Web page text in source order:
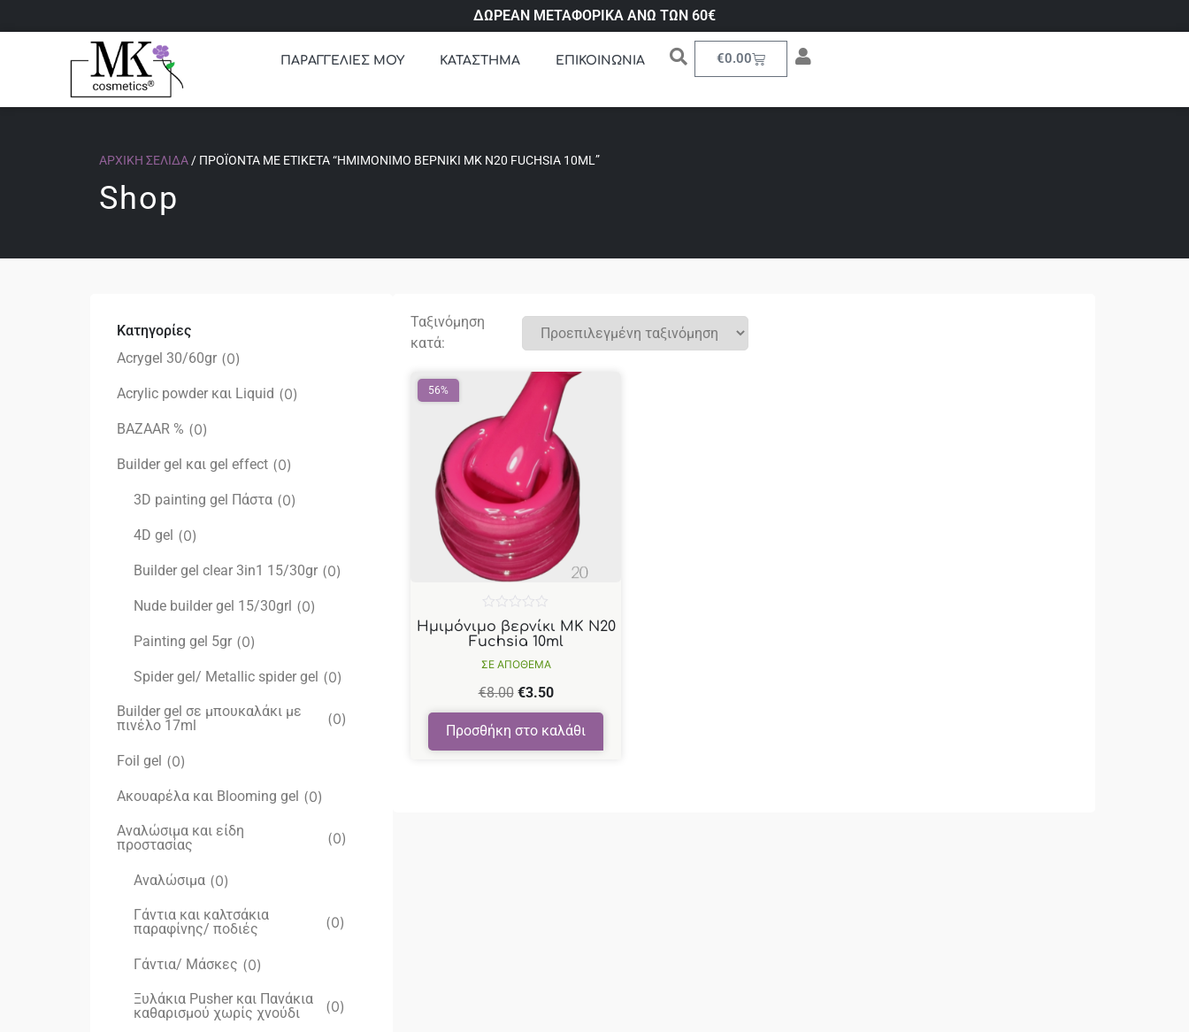
ΔΩΡΕΑΝ ΜΕΤΑΦΟΡΙΚΑ ΑΝΩ ΤΩΝ 60€
ΠΑΡΑΓΓΕΛΙΕΣ ΜΟΥ ΚΑΤΑΣΤΗΜΑ ΕΠΙΚΟΙΝΩΝΙΑ €0.00
ΑΡΧΙΚΉ ΣΕΛΊΔΑ / ΠΡΟΪΌΝΤΑ ΜΕ ΕΤΙΚΈΤΑ “ΗΜΙΜΌΝΙΜΟ ΒΕΡΝΊΚΙ ΜΚ Ν20 FUCHSIA 10ML”
Shop
Κατηγορίες
Acrygel 30/60gr (0)
Acrylic powder και Liquid (0)
BAZAAR % (0)
Builder gel και gel effect (0)
3D painting gel Πάστα (0)
4D gel (0)
Builder gel clear 3in1 15/30gr (0)
Nude builder gel 15/30grl (0)
Painting gel 5gr (0)
Spider gel/ Metallic spider gel (0)
Builder gel σε μπουκαλάκι με
πινέλο 17ml
(0)
Foil gel (0)
Ακουαρέλα και Blooming gel (0)
Αναλώσιμα και είδη
προστασίας
(0)
Αναλώσιμα (0)
Γάντια και καλτσάκια
παραφίνης/ ποδιές
(0)
Γάντια/ Μάσκες (0)
Ξυλάκια Pusher και Πανάκια
καθαρισμού χωρίς χνούδι
(0)
Ταξινόμηση
κατά:
56%
ΣΕ ΑΠΟΘΕΜΑ
Ημιμόνιμο βερνίκι ΜΚ Ν20
Fuchsia 10ml
€8.00 €3.50
Προσθήκη στο καλάθι
Βαθμολογήθηκε
με
0
5